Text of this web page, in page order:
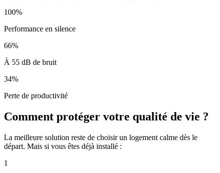
100%
Performance en silence
66%
À 55 dB de bruit
34%
Perte de productivité
Comment protéger votre qualité de vie ?
La meilleure solution reste de choisir un logement calme dès le
départ. Mais si vous êtes déjà installé :
1